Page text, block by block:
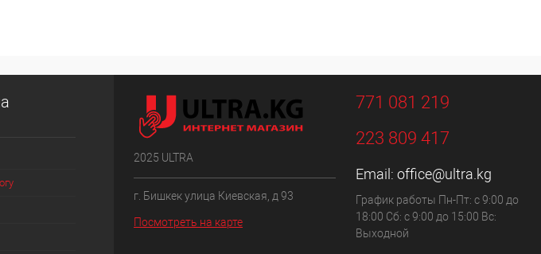
2025 ULTRA
г. Бишкек улица Киевская, д 93
Посмотреть на карте
771 081 219
223 809 417
Email: office@ultra.kg
График работы Пн-Пт: с 9:00 до
18:00 Сб: с 9:00 до 15:00 Вс:
Выходной